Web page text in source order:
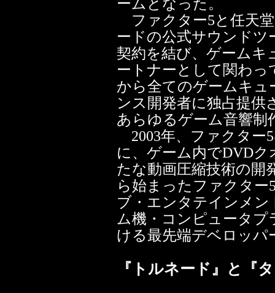
ームとなった。
ファクター5と任天堂
ードの公式サウンド
契約を結び、ゲームキ
ートナーとして関わっ
から全てのゲームキ
ンス開発者に独占提
あらゆるゲーム音響制
2003年、ファクター
に、ゲーム内でDVD
たな動画圧縮技術の開
ら始まったファクタ
ブ・エンタテインメ
ム機・コンピュータプ
ける最先端デベロッ
『トルネード』と『